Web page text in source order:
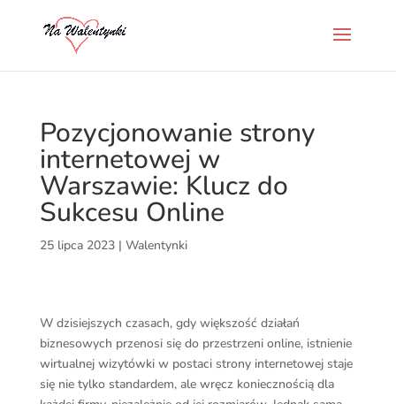
Pozycjonowanie strony
internetowej w
Warszawie: Klucz do
Sukcesu Online
25 lipca 2023| Walentynki
W dzisiejszych czasach, gdy większość działań
biznesowych przenosi się do przestrzeni online, istnienie
wirtualnej wizytówki w postaci strony internetowej staje
się nie tylko standardem, ale wręcz koniecznością dla